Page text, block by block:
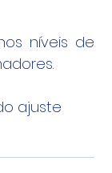
níveis de
ajuste